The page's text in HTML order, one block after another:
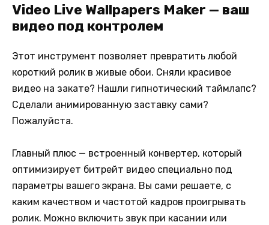
Video Live Wallpapers Maker — ваш
видео под контролем
Этот инструмент позволяет превратить любой
короткий ролик в живые обои. Сняли красивое
видео на закате? Нашли гипнотический таймлапс?
Сделали анимированную заставку сами?
Пожалуйста.
Главный плюс — встроенный конвертер, который
оптимизирует битрейт видео специально под
параметры вашего экрана. Вы сами решаете, с
каким качеством и частотой кадров проигрывать
ролик. Можно включить звук при касании или